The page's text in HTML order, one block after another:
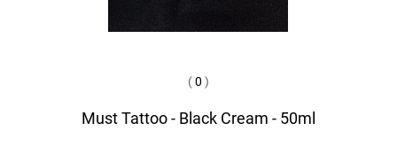
(0 )
Must Tattoo - Black Cream - 50ml